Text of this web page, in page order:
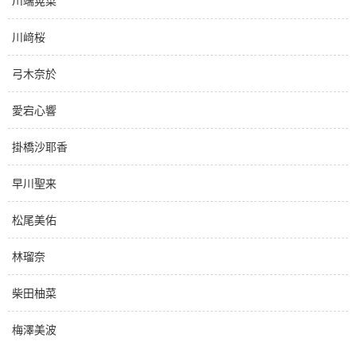
川﨑桜
弓木奈於
愛宕心響
掛橋沙耶香
早川聖来
松尾美佑
林瑠奈
柴田柚菜
梅澤美波